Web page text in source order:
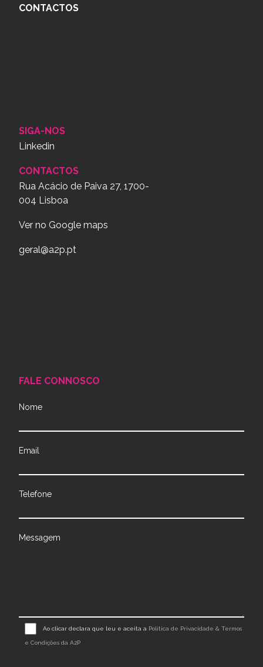
CONTACTOS
SIGA-NOS
Linkedin
CONTACTOS
Rua Acácio de Paiva 27, 1700-
004 Lisboa
Ver no Google maps
geral@a2p.pt
FALE CONNOSCO
Nome
Email
Telefone
Messagem
Ao clicar declara que leu e aceita a Política de Privacidade & Termos
e Condições da A2P